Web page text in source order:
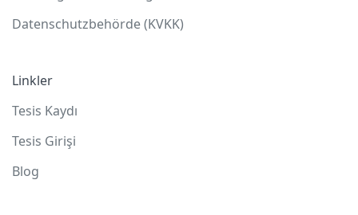
Datenschutzbehörde (KVKK)
Linkler
Tesis Kaydı
Tesis Girişi
Blog